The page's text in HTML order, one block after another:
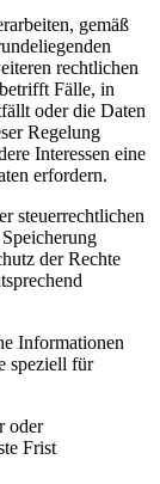
gemäß
rechtlichen
Fälle, in
oder die Daten
Regelung
Interessen eine
erfordern.
steuerrechtlichen
der Rechte
Informationen
speziell für
oder
Frist